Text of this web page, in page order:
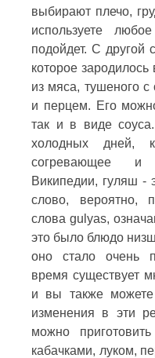
выбирают плечо,
используете
подойдет. С другой
которое
из мяса, тушеного
и перцем. Его
так и в виде
холодных дней,
согревающее и
Википедии, гуляш -
слово, вероятно,
слова gulyas,
это было блюдо
оно стало очень
время существует
и вы также можете
изменения в эти
можно
кабачками, луком,